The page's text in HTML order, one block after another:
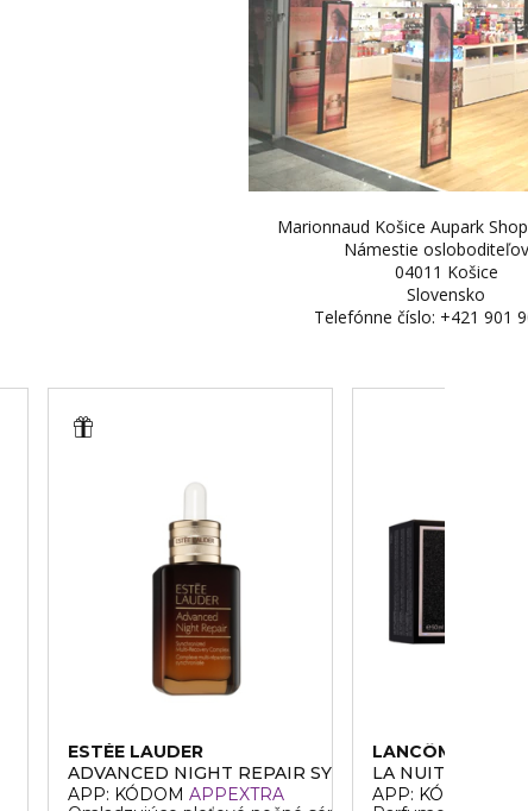
Marionnaud Košice Aupark
Námestie
04011 Košice
Slovensko
Telefónne číslo: +421 901
ESTÉE LAUDER
ADVANCED NIGHT REPAIR SYNCHRONIZED MULTI-
APP: KÓDOM APPEXTRA
LANCÔME
LA NUIT TRÉSOR
APP: KÓDOM